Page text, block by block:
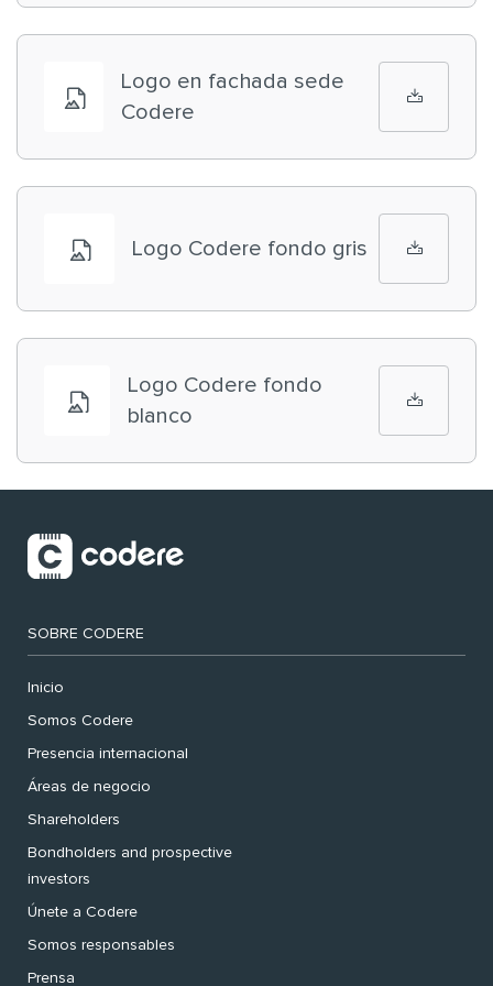
Logo en fachada sede
Codere
Logo Codere fondo gris
Logo Codere fondo
blanco
SOBRE CODERE
Inicio
Somos Codere
Presencia internacional
Áreas de negocio
Shareholders
Bondholders and prospective
investors
Únete a Codere
Somos responsables
Prensa